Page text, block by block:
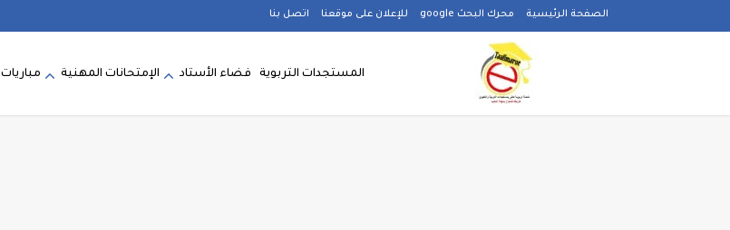
الصفحة الرئيسية محرك البحث google للإعلان على موقعنا اتصل بنا
المستجدات التربوية فضاء الأستاد الإمتحانات المهنية مباريات